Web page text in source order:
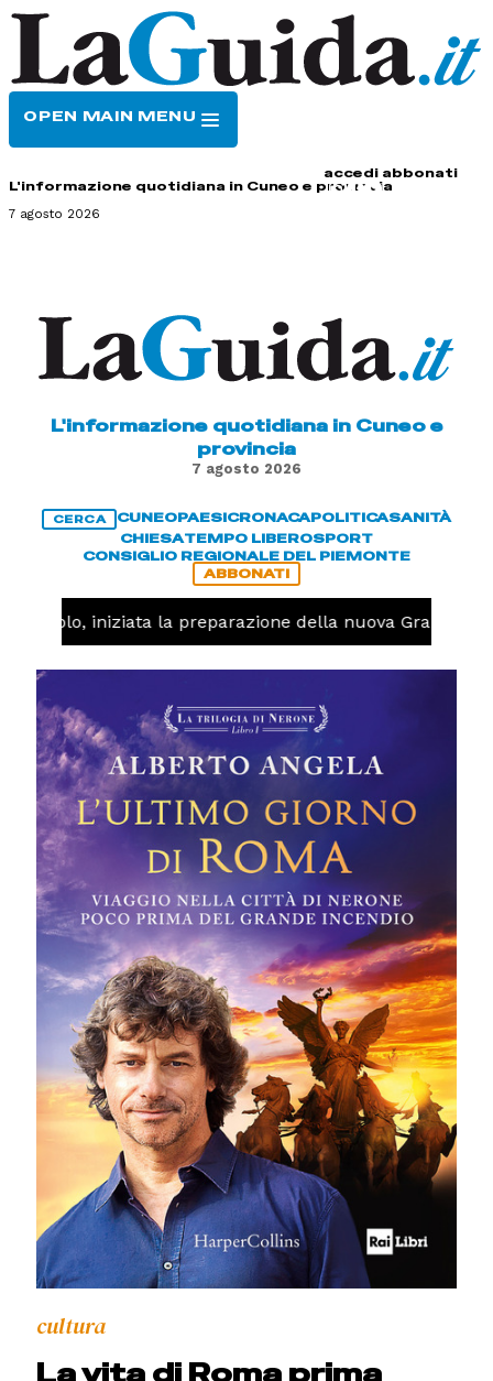
OPEN MAIN MENU
accedi abbonati
L'informazione quotidiana in Cuneo e provincia
7 agosto 2026
L'informazione quotidiana in Cuneo e
provincia
7 agosto 2026
CERCA CUNEOPAESICRONACAPOLITICASANITÀ
CHIESATEMPO LIBEROSPORT
CONSIGLIO REGIONALE DEL PIEMONTE
ABBONATI
iniziata la preparazione della nuova Granda
cultura
La vita di Roma prima